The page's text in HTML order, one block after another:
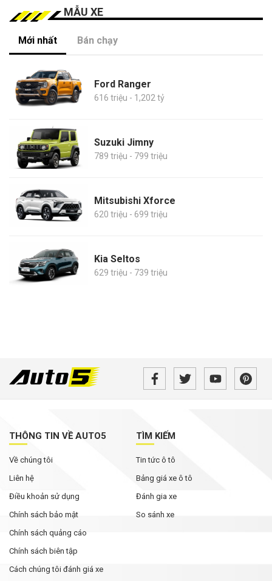
MẪU XE
Mới nhất Bán chạy
Ford Ranger
616 triệu - 1,202 tỷ
Suzuki Jimny
789 triệu - 799 triệu
Mitsubishi Xforce
620 triệu - 699 triệu
Kia Seltos
629 triệu - 739 triệu
THÔNG TIN VỀ AUTO5
Về chúng tôi
Liên hệ
Điều khoản sử dụng
Chính sách bảo mật
Chính sách quảng cáo
Chính sách biên tập
Cách chúng tôi đánh giá xe
TÌM KIẾM
Tin tức ô tô
Bảng giá xe ô tô
Đánh gia xe
So sánh xe